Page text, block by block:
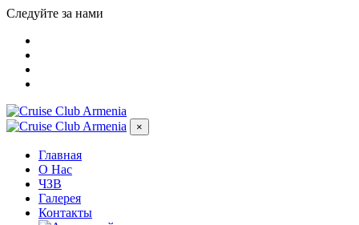
Следуйте за нами
×
Главная
О Нас
ЧЗВ
Галерея
Контакты